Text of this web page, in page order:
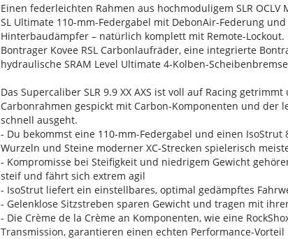
Einen federleichten Rahmen aus hochmoduligem SLR
SL Ultimate 110-mm-Federgabel mit DebonAir-Federung
Hinterbaudämpfer – natürlich komplett mit Remote-Lockout.
Bontrager Kovee RSL Carbonlaufräder, eine integrierte
hydraulische SRAM Level Ultimate 4-Kolben-
Das Supercaliber SLR 9.9 XX AXS ist voll auf Racing
Carbonrahmen gespickt mit Carbon-Komponenten und der
schnell ausgeht.
- Du bekommst eine 110-mm-Federgabel und einen
Wurzeln und Steine moderner XC-Strecken spielerisch
- Kompromisse bei Steifigkeit und niedrigem Gewicht
steif und fährt sich extrem agil
- IsoStrut liefert ein einstellbares, optimal gedämpftes
- Gelenklose Sitzstreben sparen Gewicht und tragen mit
- Die Crème de la Crème an Komponenten, wie eine
Transmission, garantieren einen echten Performance-Vorteil